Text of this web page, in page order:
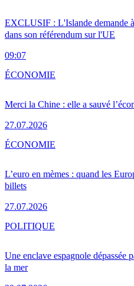
EXCLUSIF : L'Islande demande
dans son référendum sur l'UE
09:07
Merci la Chine : elle a sauvé
27.07.2026
ÉCONOMIE
L’euro en mèmes : quand les
billets
27.07.2026
ÉCONOMIE
Une enclave espagnole
la mer
POLITIQUE